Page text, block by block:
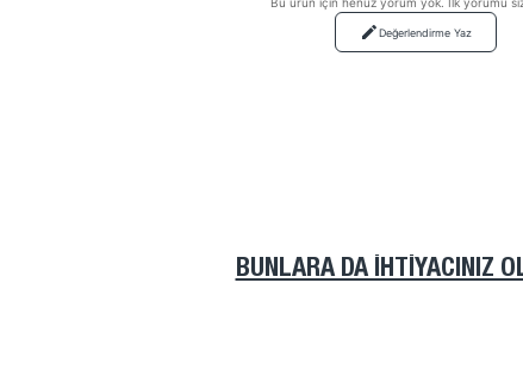
Değerlendirme Yaz
BUNLARA DA İHTIYACINIZ